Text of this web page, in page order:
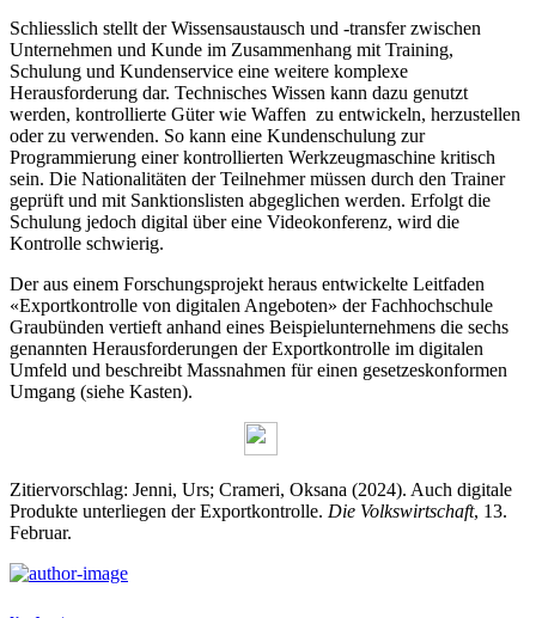
Schliesslich stellt der Wissensaustausch und -transfer zwischen
Unternehmen und Kunde im Zusammenhang mit Training,
Schulung und Kundenservice eine weitere komplexe
Herausforderung dar. Technisches Wissen kann dazu genutzt
werden, kontrollierte Güter wie Waffen zu entwickeln, herzustellen
oder zu verwenden. So kann eine Kundenschulung zur
Programmierung einer kontrollierten Werkzeugmaschine kritisch
sein. Die Nationalitäten der Teilnehmer müssen durch den Trainer
geprüft und mit Sanktionslisten abgeglichen werden. Erfolgt die
Schulung jedoch digital über eine Videokonferenz, wird die
Kontrolle schwierig.
Der aus einem Forschungsprojekt heraus entwickelte Leitfaden
«Exportkontrolle von digitalen Angeboten» der Fachhochschule
Graubünden vertieft anhand eines Beispielunternehmens die sechs
genannten Herausforderungen der Exportkontrolle im digitalen
Umfeld und beschreibt Massnahmen für einen gesetzeskonformen
Umgang (siehe Kasten).
Zitiervorschlag: Jenni, Urs; Crameri, Oksana (2024). Auch digitale
Produkte unterliegen der Exportkontrolle. Die Volkswirtschaft, 13.
Februar.